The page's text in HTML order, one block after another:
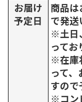
お届け
予定日
商品
で発送
※土日
ってお
※在庫
って
すので
※コン